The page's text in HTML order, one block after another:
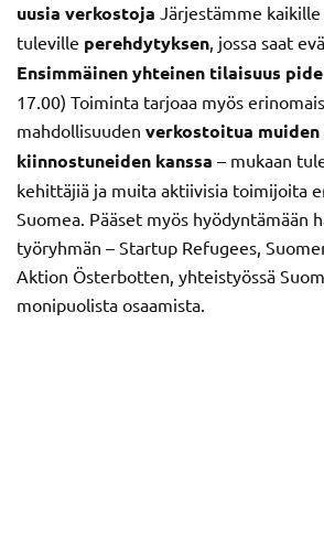
uusia verkostoja Järjestämme kaikille
tuleville perehdytyksen, jossa saat
Ensimmäinen yhteinen tilaisuus
17.00) Toiminta tarjoaa myös
mahdollisuuden verkostoitua muiden
kiinnostuneiden kanssa – mukaan
kehittäjiä ja muita aktiivisia toimijoita
Suomea. Pääset myös hyödyntämään
työryhmän – Startup Refugees,
Aktion Österbotten, yhteistyössä
monipuolista osaamista.